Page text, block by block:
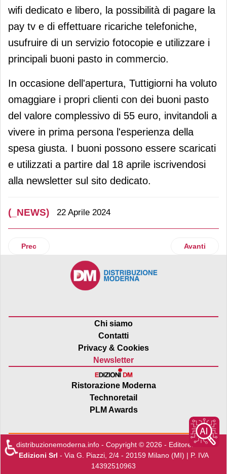
wifi dedicato e libero, la possibilità di pagare la
pay tv e di effettuare ricariche telefoniche,
usufruire di un servizio fotocopie e utilizzare i
principali buoni pasto in commercio.
In occasione dell'apertura, Tuttigiorni ha voluto
omaggiare i propri clienti con dei buoni pasto
del valore complessivo di 55 euro, invitandoli a
vivere in prima persona l'esperienza della
spesa giusta. I buoni possono essere scaricati
e utilizzati a partire dal 18 aprile iscrivendosi
alla newsletter sul sito dedicato.
(_NEWS) 22 Aprile 2024
Articolo precedente: Noberasco: sì alla Linea "I Tostati"
Prec Articolo
Avanti
Chi siamo
Contatti
Privacy & Cookies
Newsletter
Ristorazione Moderna
Technoretail
PLM Awards
distribuzionemoderna.info - Copyright © 2026 - Editore:Edra
Edizioni Srl - Via G. Piazzi, 2/4 - 20159 Milano (MI) | P. IVA
14392510963